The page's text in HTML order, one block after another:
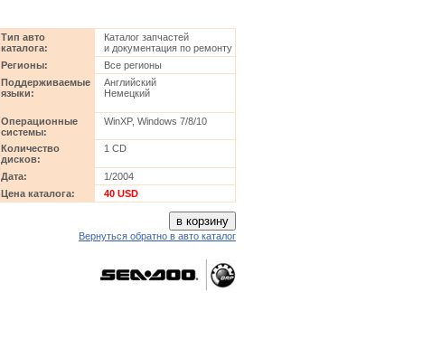
Тип авто
каталога:
Каталог запчастей
и документация по ремонту
Регионы:
Все регионы
Поддерживаемые
языки:
Английский
Немецкий
Операционные
системы:
WinXP, Windows 7/8/10
Количество
дисков:
1 CD
Дата:
1/2004
Цена каталога:
40 USD
Вернуться обратно в авто каталог